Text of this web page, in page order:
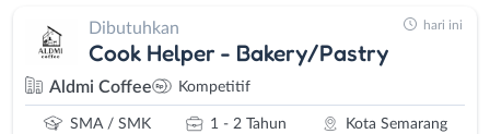
Dibutuhkan
Cook Helper - Bakery/Pastry
Aldmi Coffee Kompetitif
SMA / SMK 1 - 2 Tahun Kota Semarang
hari ini